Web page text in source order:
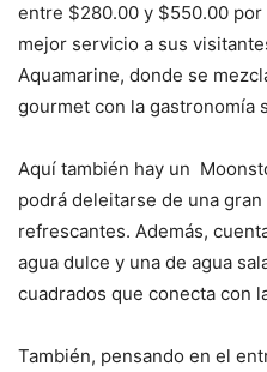
entre $280.00 y $550.00
mejor servicio a sus
Aquamarine, donde se
gourmet con la gastronomía
Aquí también hay un
podrá deleitarse de una
refrescantes. Además,
agua dulce y una de agua
cuadrados que conecta con
También, pensando en el